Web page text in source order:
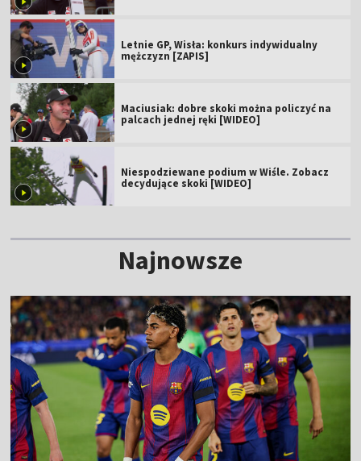
Letnie GP, Wisła: konkurs indywidualny
mężczyzn [ZAPIS]
Maciusiak: dobre skoki można policzyć na
palcach jednej ręki [WIDEO]
Niespodziewane podium w Wiśle. Zobacz
decydujące skoki [WIDEO]
Najnowsze